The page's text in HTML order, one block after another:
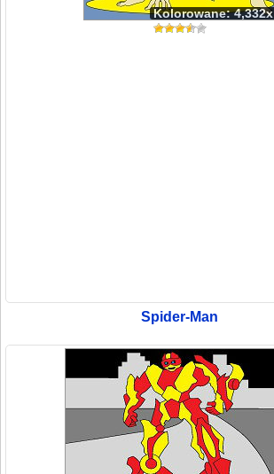
Kolorowane: 4,332x
Spider-Man